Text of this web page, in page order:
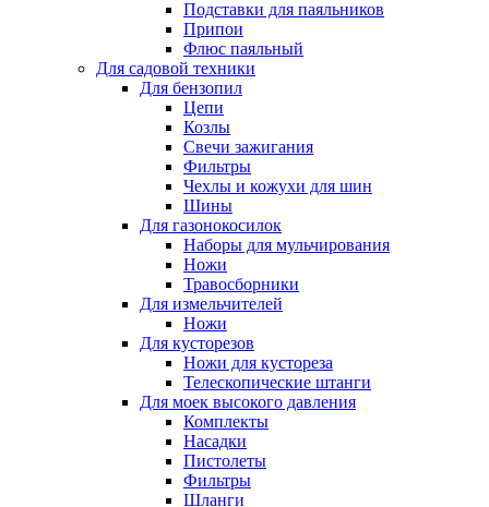
Подставки для паяльников
Припои
Флюс паяльный
Для садовой техники
Для бензопил
Цепи
Козлы
Свечи зажигания
Фильтры
Чехлы и кожухи для шин
Шины
Для газонокосилок
Наборы для мульчирования
Ножи
Травосборники
Для измельчителей
Ножи
Для кусторезов
Ножи для кустореза
Телескопические штанги
Для моек высокого давления
Комплекты
Насадки
Пистолеты
Фильтры
Шланги